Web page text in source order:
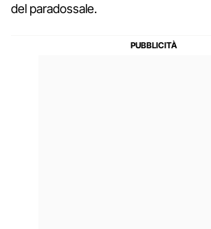
del paradossale.